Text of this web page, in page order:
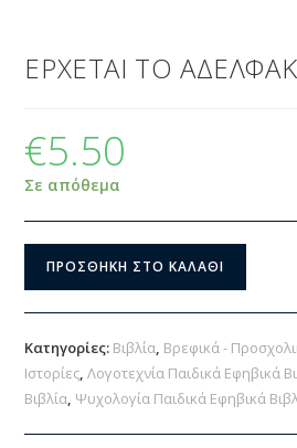
ΕΡΧΕΤΑΙ ΤΟ
€5.50
Σε απόθεμα
ΠΡΟΣΘΉΚΗ ΣΤΟ ΚΑΛΆΘΙ
Κατηγορίες: Βιβλία, Βρεφικά -
Ιστορίες,Λογοτεχνία Παιδικά Εφηβικά
Βιβλία, Ψυχολογία Παιδικά Εφηβικά